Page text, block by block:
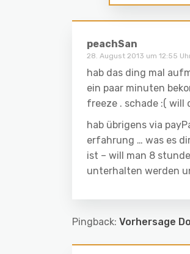
peachSan
28. August 2013 um 12:55
hab das ding mal
ein paar minuten
freeze . schade :( will
hab übrigens via
erfahrung … was es
ist – will man 8
unterhalten werden
Pingback: Vorhersage